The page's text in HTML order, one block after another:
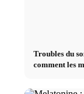
Troubles du
comment les